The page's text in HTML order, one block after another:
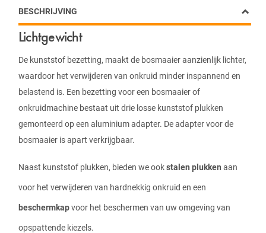
Lichtgewicht
De kunststof bezetting, maakt de bosmaaier aanzienlijk lichter,
waardoor het verwijderen van onkruid minder inspannend en
belastend is. Een bezetting voor een bosmaaier of
onkruidmachine bestaat uit drie losse kunststof plukken
gemonteerd op een aluminium adapter. De adapter voor de
bosmaaier is apart verkrijgbaar.
Naast kunststof plukken, bieden we ookstalen plukken aan
voor het verwijderen van hardnekkig onkruid en een
beschermkapvoor het beschermen van uw omgeving van
opspattende kiezels.
BESCHRIJVING